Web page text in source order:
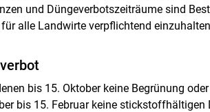
und Düngeverbotszeiträume sind
alle Landwirte verpflichtend
bis 15. Oktober keine Begrünung
bis 15. Februar keine stickstoffhältigen